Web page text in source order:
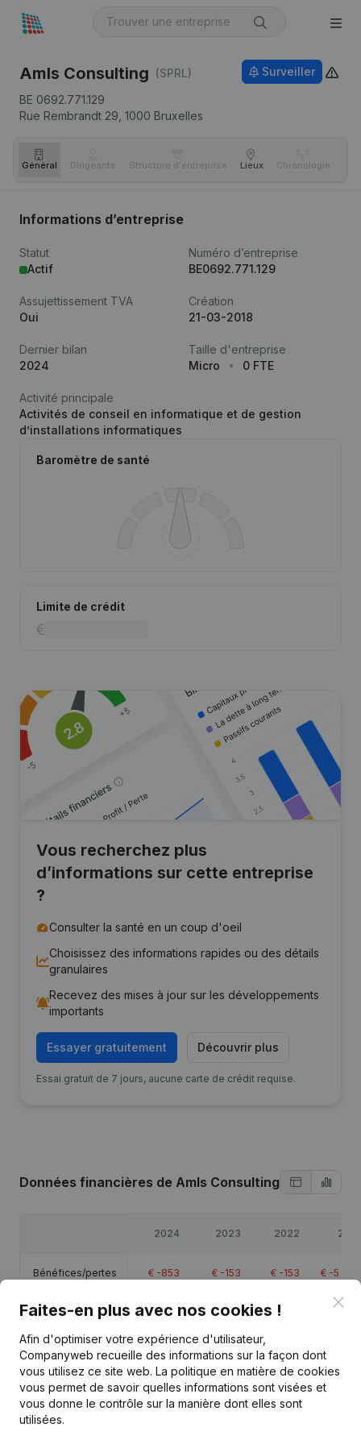
Amls Consulting (SPRL)
BE 0692.771.129
Rue Rembrandt 29, 1000 Bruxelles
Surveiller
Général Dirigeants Structure d'entreprise Lieux Chronologie
Informations d’entreprise
Statut
Actif
Numéro d’entreprise
BE0692.771.129
Assujettissement TVA
Oui
Création
21-03-2018
Dernier bilan
2024
Taille d'entreprise
Micro
0 FTE
Activité principale
Activités de conseil en informatique et de gestion
d’installations informatiques
Baromètre de santé
Limite de crédit
Vous recherchez plus
d’informations sur cette entreprise
?
Consulter la santé en un coup d'oeil
Choisissez des informations rapides ou des détails
granulaires
Recevez des mises à jour sur les développements
importants
Essayer gratuitement Découvrir plus
Essai gratuit de 7 jours, aucune carte de crédit requise.
Données financières de Amls Consulting
2024 2023 2022 2021
Bénéfices/pertes € -853 € -153 € -153 € -5 838
Capitaux propres €63 909 € 64 762 €64 915
Marge brute €-700 - -
Faites-en plus avec nos cookies !
Afin d'optimiser votre expérience d'utilisateur,
Companyweb recueille des informations sur la façon dont
vous utilisez ce site web. La politique en matière de cookies
vous permet de savoir quelles informations sont visées et
vous donne le contrôle sur la manière dont elles sont
utilisées.